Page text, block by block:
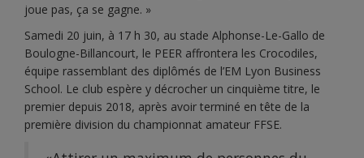
joue pas, ça se gagne. »
Samedi 20 juin, à 17 h 30, au stade Alphonse-Le-Gallo de
Boulogne-Billancourt, le PEER affrontera les Crocodiles,
équipe rassemblant des diplômés de l’EM Lyon Business
School. Le club espère y décrocher un cinquième titre, le
premier depuis 2018, après avoir terminé en tête de la
première division du championnat amateur FFSE.